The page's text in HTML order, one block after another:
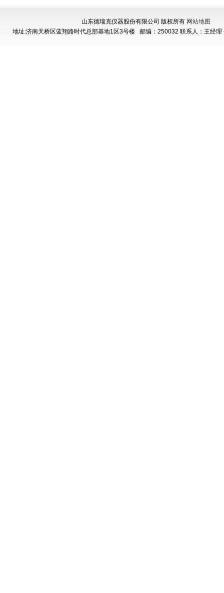
山东德瑞克仪器股份有限公司 版权所有 网站地图
地址:济南天桥区蓝翔路时代总部基地1区3号楼 邮编：250032 联系人：王经